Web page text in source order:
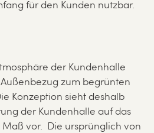
für den Kunden nutzbar.
der Kundenhalle
zum begrünten
Konzeption sieht deshalb
der Kundenhalle auf das
vor. Die ursprünglich von